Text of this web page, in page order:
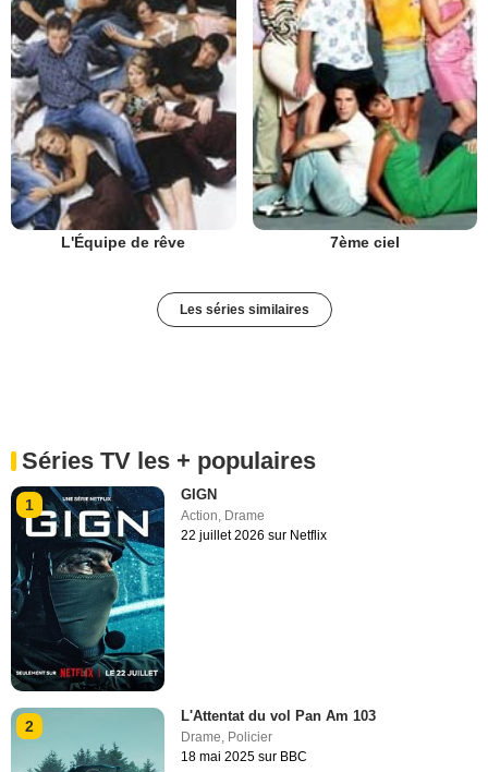
L'Équipe de rêve 7ème ciel
Les séries similaires
Séries TV les + populaires
1
GIGN
Action Drame
22 juillet 2026 sur Netflix
2
L'Attentat du vol Pan Am 103
Drame, Policier
18 mai 2025 sur BBC